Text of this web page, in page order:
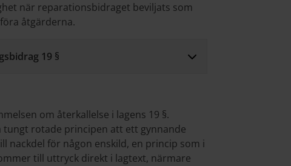
när reparationsbidraget beviljats som
åtgärderna.
19 §
om återkallelse i lagens 19 §.
rotade principen att ett gynnande
nackdel för någon enskild, en princip som i
till uttryck direkt i lagtext, närmare